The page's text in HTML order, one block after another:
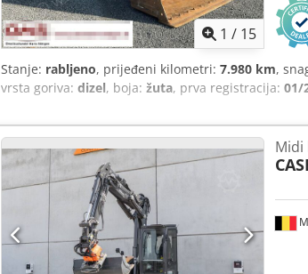
1 / 15
Stanje: rabljeno, prijeđeni kilometri: 7.980 km,
vrsta goriva: dizel, boja: žuta, prva registracija: 01/
Midi